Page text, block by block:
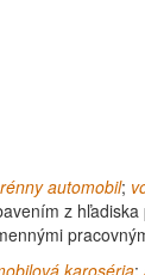
automobil;
z
karoséria;